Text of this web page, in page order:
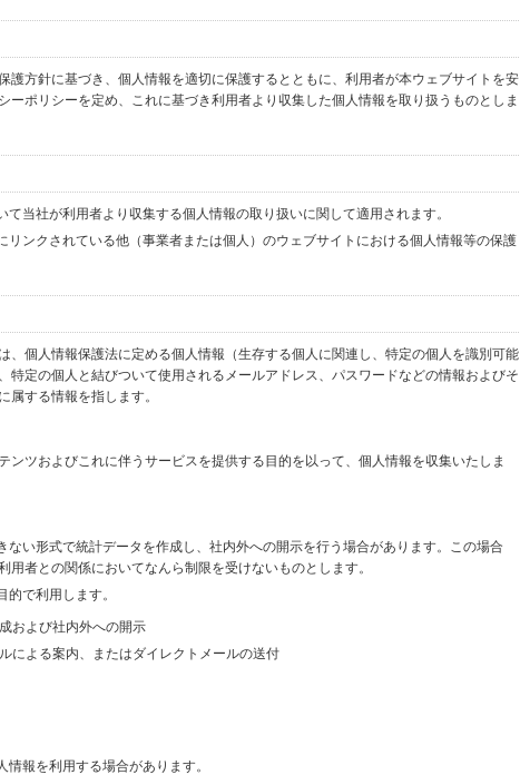
護方針に基づき、個人情報を適切に保護するとともに、利用者が本ウェブサイトを安
ポリシーを定め、これに基づき利用者より収集した個人情報を取り扱うものとしま
当社が利用者より収集する個人情報の取り扱いに関して適用されます。
ンクされている他（事業者または個人）のウェブサイトにおける個人情報等の保護
、個人情報保護法に定める個人情報（生存する個人に関連し、特定の個人を識別可能
特定の個人と結びついて使用されるメールアドレス、パスワードなどの情報およびそ
属する情報を指します。
ンツおよびこれに伴うサービスを提供する目的を以って、個人情報を収集いたしま
い形式で統計データを作成し、社内外への開示を行う場合があります。この場合
者との関係においてなんら制限を受けないものとします。
で利用します。
および社内外への開示
による案内、またはダイレクトメールの送付
報を利用する場合があります。